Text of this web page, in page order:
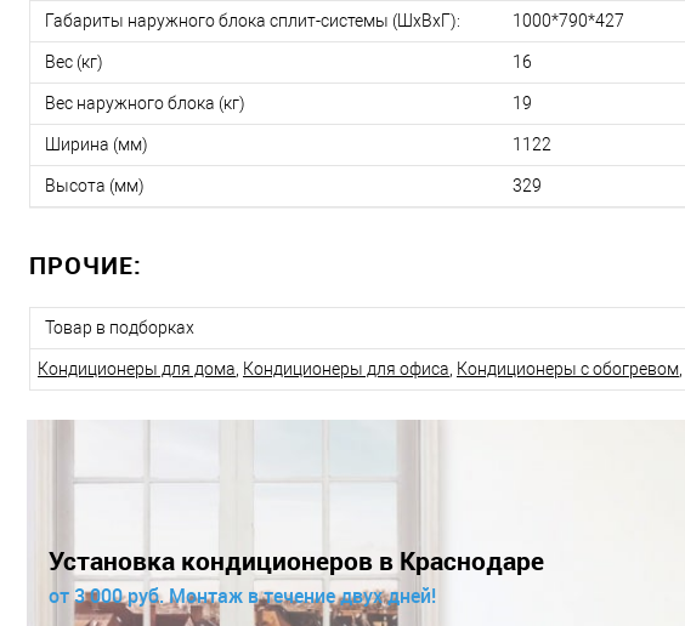
Габариты наружного блока сплит-системы (ШxВxГ): 1000*790*427
Вес (кг) 16
Вес наружного блока (кг) 19
Ширина (мм) 1122
Высота (мм) 329
ПРОЧИЕ:
Товар в подборках
Кондиционеры для дома, Кондиционеры для офиса, Кондиционеры с обогревом,
Установка кондиционеров в Краснодаре
от 3 000 руб. Монтаж в течение двух дней!